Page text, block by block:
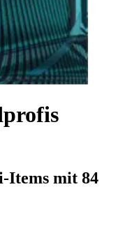
Items mit 84